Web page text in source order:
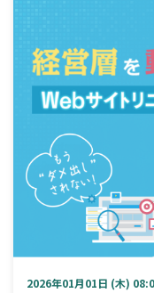
2026年01月01日 (木)